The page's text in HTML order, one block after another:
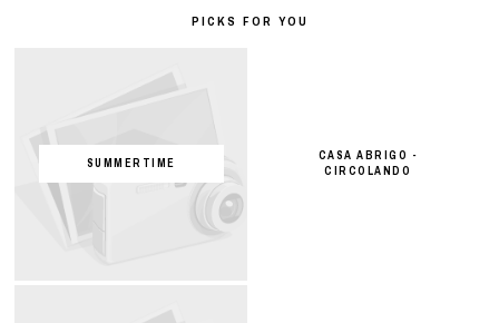
PICKS FOR YOU
SUMMERTIME
CASA ABRIGO -
CIRCOLANDO